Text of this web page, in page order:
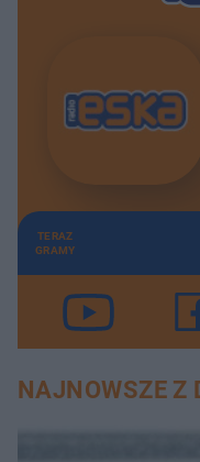
TERAZ
GRAMY
NAJNOWSZE Z